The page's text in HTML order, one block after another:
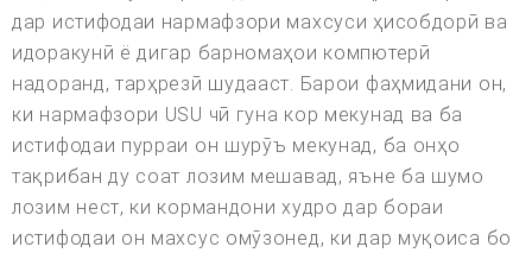
дар истифодаи нармафзори махсуси ҳисобдорӣ ва
идоракунӣ ё дигар барномаҳои компютерӣ
надоранд, тарҳрезӣ шудааст. Барои фаҳмидани он,
ки нармафзори USU чӣ гуна кор мекунад ва ба
истифодаи пурраи он шурӯъ мекунад, ба онҳо
тақрибан ду соат лозим мешавад, яъне ба шумо
лозим нест, ки кормандони худро дар бораи
истифодаи он махсус омӯзонед, ки дар муқоиса бо